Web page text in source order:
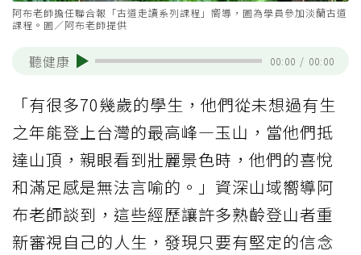
阿布老師擔任聯合報「古道走讀系列課程」嚮導，圖為學員參加淡蘭古道
課程。圖／阿布老師提供
聽健康 00:00 / 00:00
「有很多70幾歲的學生，他們從未想過有生
之年能登上台灣的最高峰—玉山，當他們抵
達山頂，親眼看到壯麗景色時，他們的喜悅
和滿足感是無法言喻的。」資深山域嚮導阿
布老師談到，這些經歷讓許多熟齡登山者重
新審視自己的人生，發現只要有堅定的信念